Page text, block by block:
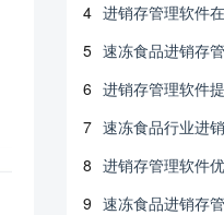
4 进销存管理软件
5 速冻食品进销存
6 进销存管理软件
7 速冻食品行业进
8 进销存管理软件
9 速冻食品进销存